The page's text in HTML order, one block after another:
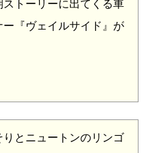
トーリーに出てくる車
『ヴェイルサイド』が
とニュートンのリンゴ